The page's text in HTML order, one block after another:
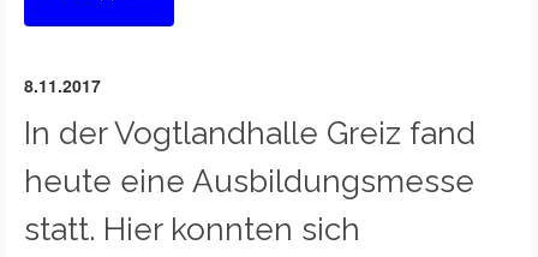
8.11.2017
In der Vogtlandhalle Greiz fand
heute eine Ausbildungsmesse
statt. Hier konnten sich